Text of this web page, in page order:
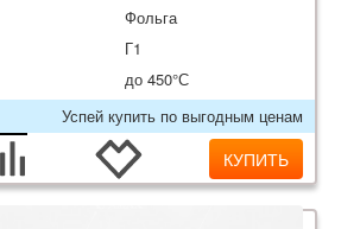
Фольга
Г1
до 450°С
Успей купить по выгодным ценам
КУПИТЬ